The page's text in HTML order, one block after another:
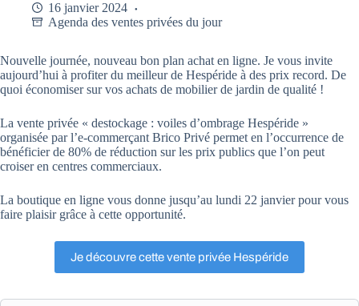
16 janvier 2024
Agenda des ventes privées du jour
Nouvelle journée, nouveau bon plan achat en ligne. Je vous invite
aujourd’hui à profiter du meilleur de Hespéride à des prix record. De
quoi économiser sur vos achats de mobilier de jardin de qualité !
La vente privée « destockage : voiles d’ombrage Hespéride »
organisée par l’e-commerçant Brico Privé permet en l’occurrence de
bénéficier de 80% de réduction sur les prix publics que l’on peut
croiser en centres commerciaux.
La boutique en ligne vous donne jusqu’au lundi 22 janvier pour vous
faire plaisir grâce à cette opportunité.
Je découvre cette vente privée Hespéride